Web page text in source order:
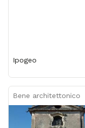
Ipogeo
Bene architettonico